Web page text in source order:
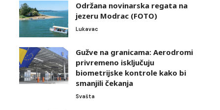
Održana novinarska regata na
jezeru Modrac (FOTO)
Lukavac
Gužve na granicama: Aerodromi
privremeno isključuju
biometrijske kontrole kako bi
smanjili čekanja
Svašta